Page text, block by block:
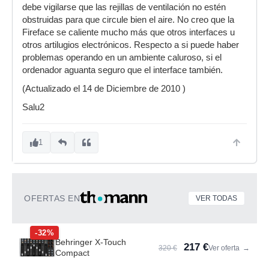
debe vigilarse que las rejillas de ventilación no estén
obstruidas para que circule bien el aire. No creo que la
Fireface se caliente mucho más que otros interfaces u
otros artilugios electrónicos. Respecto a si puede haber
problemas operando en un ambiente caluroso, si el
ordenador aguanta seguro que el interface también.
(Actualizado el 14 de Diciembre de 2010 )
Salu2
1
OFERTAS EN VER TODAS
-32%
Behringer X-Touch
Compact
320 € 217 €Ver oferta →